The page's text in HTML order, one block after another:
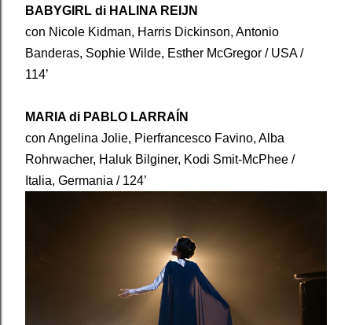
BABYGIRL di HALINA REIJN
con Nicole Kidman, Harris Dickinson, Antonio
Banderas, Sophie Wilde, Esther McGregor / USA /
114’
MARIA di PABLO LARRAÍN
con Angelina Jolie, Pierfrancesco Favino, Alba
Rohrwacher, Haluk Bilginer, Kodi Smit-McPhee /
Italia, Germania / 124’